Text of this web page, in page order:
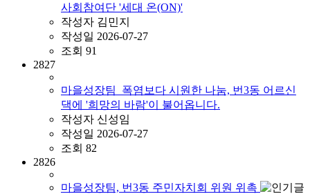
사회참여단 '세대 온(ON)'
작성자 김민지
작성일 2026-07-27
조회 91
2827
마을성장팀_폭염보다 시원한 나눔, 번3동 어르신
댁에 '희망의 바람'이 불어옵니다.
작성자 신성임
작성일 2026-07-27
조회 82
2826
마을성장팀, 번3동 주민자치회 위원 위촉